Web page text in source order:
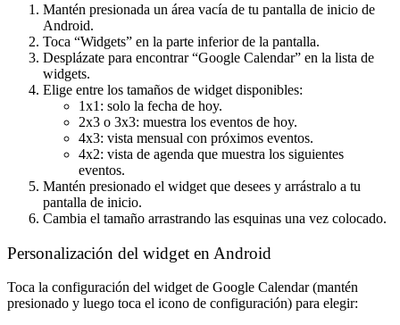
Mantén presionada un área vacía de tu pantalla de inicio de
Android.
Toca “Widgets” en la parte inferior de la pantalla.
Desplázate para encontrar “Google Calendar” en la lista de
widgets.
Elige entre los tamaños de widget disponibles:
1x1 : solo la fecha de hoy.
2x3 o 3x3: muestra los eventos de hoy.
4x3: vista mensual con próximos eventos.
4x2: vista de agenda que muestra los siguientes
eventos.
Mantén presionado el widget que desees y arrástralo a tu
pantalla de inicio.
Cambia el tamaño arrastrando las esquinas una vez colocado.
Personalización del widget en Android
Toca la configuración del widget de Google Calendar (mantén
presionado y luego toca el icono de configuración) para elegir: